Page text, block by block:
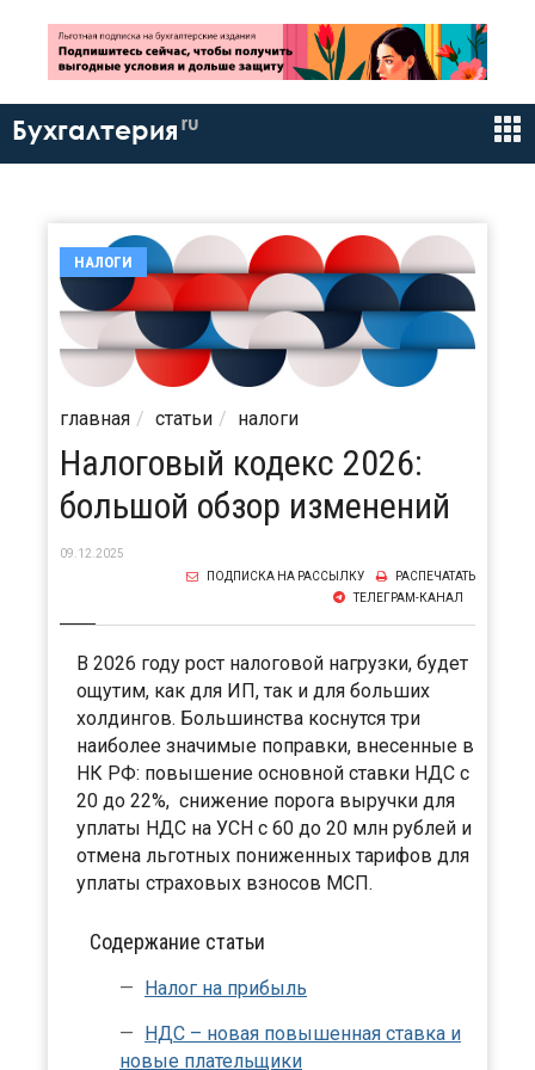
Бухгалтерия ru
НАЛОГИ
главная статьи налоги
Налоговый кодекс 2026:
большой обзор изменений
09.12.2025
РАСПЕЧАТАТЬ
ПОДПИСКА НА РАССЫЛКУ
ТЕЛЕГРАМ-КАНАЛ
В 2026 году рост налоговой нагрузки, будет
ощутим, как для ИП, так и для больших
холдингов. Большинства коснутся три
наиболее значимые поправки, внесенные в
НК РФ: повышение основной ставки НДС с
20 до 22%, снижение порога выручки для
уплаты НДС на УСН с 60 до 20 млн рублей и
отмена льготных пониженных тарифов для
уплаты страховых взносов МСП.
Содержание статьи
Налог на прибыль
НДС – новая повышенная ставка и
новые плательщики